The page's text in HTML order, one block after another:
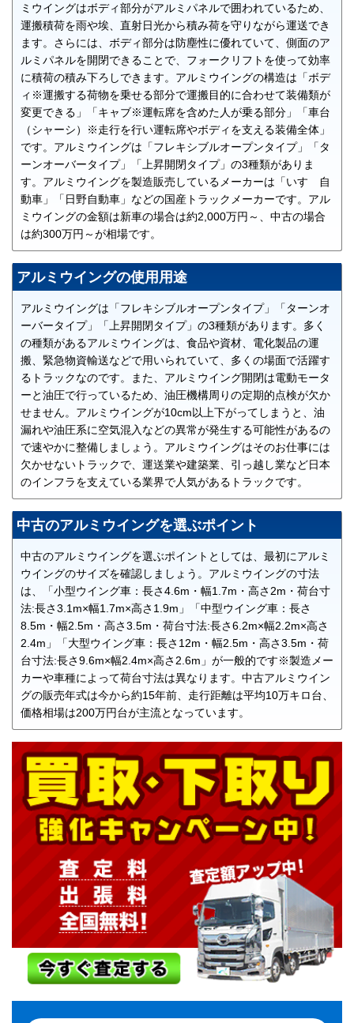
ミウイングはボディ部分がアルミパネルで囲われているため、
運搬積荷を雨や埃、直射日光から積み荷を守りながら運送でき
ます。さらには、ボディ部分は防塵性に優れていて、側面のア
ルミパネルを開閉できることで、フォークリフトを使って効率
に積荷の積み下ろしできます。アルミウイングの構造は「ボデ
ィ※運搬する荷物を乗せる部分で運搬目的に合わせて装備類が
変更できる」「キャブ※運転席を含めた人が乗る部分」「車台
（シャーシ）※走行を行い運転席やボディを支える装備全体」
です。アルミウイングは「フレキシブルオープンタイプ」「タ
ーンオーバータイプ」「上昇開閉タイプ」の3種類がありま
す。アルミウイングを製造販売しているメーカーは「いすゞ自
動車」「日野自動車」などの国産トラックメーカーです。アル
ミウイングの金額は新車の場合は約2,000万円～、中古の場合
は約300万円～が相場です。
アルミウイングの使用用途
アルミウイングは「フレキシブルオープンタイプ」「ターンオ
ーバータイプ」「上昇開閉タイプ」の3種類があります。多く
の種類があるアルミウイングは、食品や資材、電化製品の運
搬、緊急物資輸送などで用いられていて、多くの場面で活躍す
るトラックなのです。また、アルミウイング開閉は電動モータ
ーと油圧で行っているため、油圧機構周りの定期的点検が欠か
せません。アルミウイングが10cm以上下がってしまうと、油
漏れや油圧系に空気混入などの異常が発生する可能性があるの
で速やかに整備しましょう。アルミウイングはそのお仕事には
欠かせないトラックで、運送業や建築業、引っ越し業など日本
のインフラを支えている業界で人気があるトラックです。
中古のアルミウイングを選ぶポイント
中古のアルミウイングを選ぶポイントとしては、最初にアルミ
ウイングのサイズを確認しましょう。アルミウイングの寸法
は、「小型ウイング車：長さ4.6m・幅1.7m・高さ2m・荷台寸
法:長さ3.1m×幅1.7m×高さ1.9m」「中型ウイング車：長さ
8.5m・幅2.5m・高さ3.5m・荷台寸法:長さ6.2m×幅2.2m×高さ
2.4m」「大型ウイング車：長さ12m・幅2.5m・高さ3.5m・荷
台寸法:長さ9.6m×幅2.4m×高さ2.6m」が一般的です※製造メー
カーや車種によって荷台寸法は異なります。中古アルミウイン
グの販売年式は今から約15年前、走行距離は平均10万キロ台、
価格相場は200万円台が主流となっています。